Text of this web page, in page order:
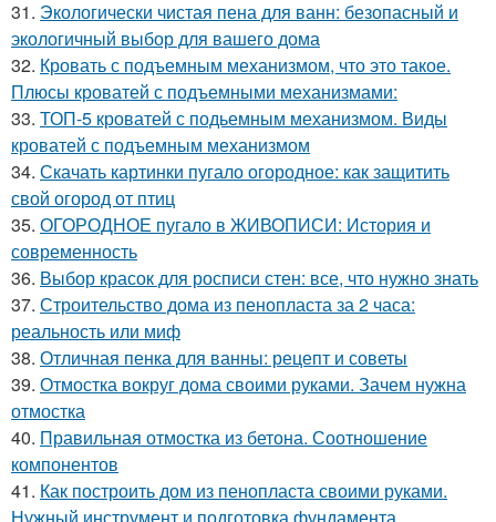
31. Экологически чистая пена для ванн: безопасный и
экологичный выбор для вашего дома
32. Кровать с подъемным механизмом, что это такое.
Плюсы кроватей с подъемными механизмами:
33. ТОП-5 кроватей с подьемным механизмом. Виды
кроватей с подъемным механизмом
34. Скачать картинки пугало огородное: как защитить
свой огород от птиц
35. ОГОРОДНОЕ пугало в ЖИВОПИСИ: История и
современность
36. Выбор красок для росписи стен: все, что нужно знать
37. Строительство дома из пенопласта за 2 часа:
реальность или миф
38. Отличная пенка для ванны: рецепт и советы
39. Отмостка вокруг дома своими руками. Зачем нужна
отмостка
40. Правильная отмостка из бетона. Соотношение
компонентов
41. Как построить дом из пенопласта своими руками.
Нужный инструмент и подготовка фундамента